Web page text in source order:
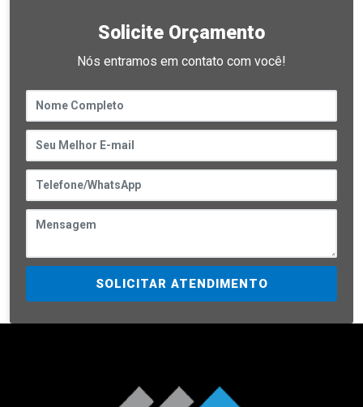
Solicite Orçamento
Nós entramos em contato com você!
SOLICITAR ATENDIMENTO